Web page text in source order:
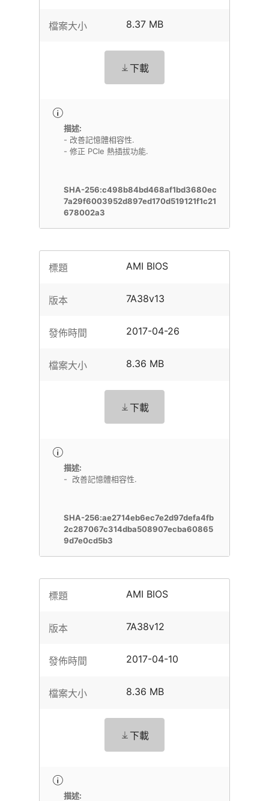
檔案大小 8.37 MB
下載
描述:
- 改善記憶體相容性.
- 修正 PCIe 熱插拔功能.
SHA-256:c498b84bd468af1bd3680ec
7a29f6003952d897ed170d519121f1c21
678002a3
標題 AMI BIOS
版本 7A38v13
發佈時間 2017-04-26
檔案大小 8.36 MB
下載
描述:
- 改善記憶體相容性.
SHA-256:ae2714eb6ec7e2d97defa4fb
2c287067c314dba508907ecba60865
9d7e0cd5b3
標題 AMI BIOS
版本 7A38v12
發佈時間 2017-04-10
檔案大小 8.36 MB
下載
描述: